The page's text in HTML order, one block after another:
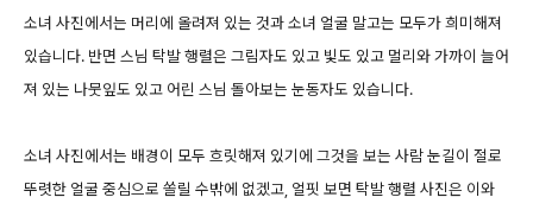
소녀 사진에서는 머리에 올려져 있는 것과 소녀 얼굴 말고는 모두가 희미해져
있습니다. 반면 스님 탁발 행렬은 그림자도 있고 빛도 있고 멀리와 가까이 늘어
져 있는 나뭇잎도 있고 어린 스님 돌아보는 눈동자도 있습니다.
소녀 사진에서는 배경이 모두 흐릿해져 있기에 그것을 보는 사람 눈길이 절로
뚜렷한 얼굴 중심으로 쏠릴 수밖에 없겠고, 얼핏 보면 탁발 행렬 사진은 이와